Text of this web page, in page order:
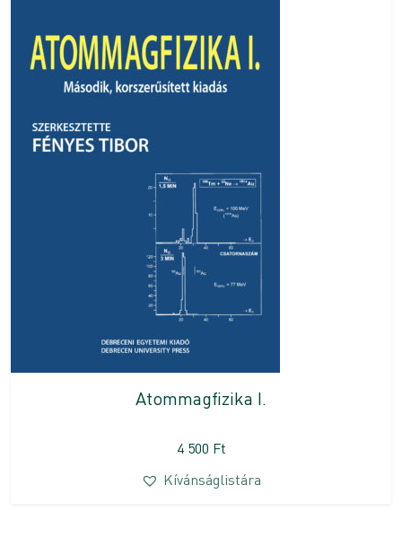
Atommagfizika I.
4 500 Ft
Kívánságlistára